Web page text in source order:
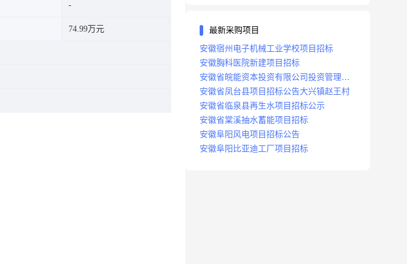
74.99万元 最新采购项目
安徽宿州电子机械工业学校项目招标
安徽胸科医院新建项目招标
安徽省皖能资本投资有限公司投资管理系
统建设项目招标
安徽省凤台县项目招标公告大兴镇赵王村
安徽省临泉县再生水项目招标公示
安徽省棠溪抽水蓄能项目招标
安徽阜阳风电项目招标公告
安徽阜阳比亚迪工厂项目招标